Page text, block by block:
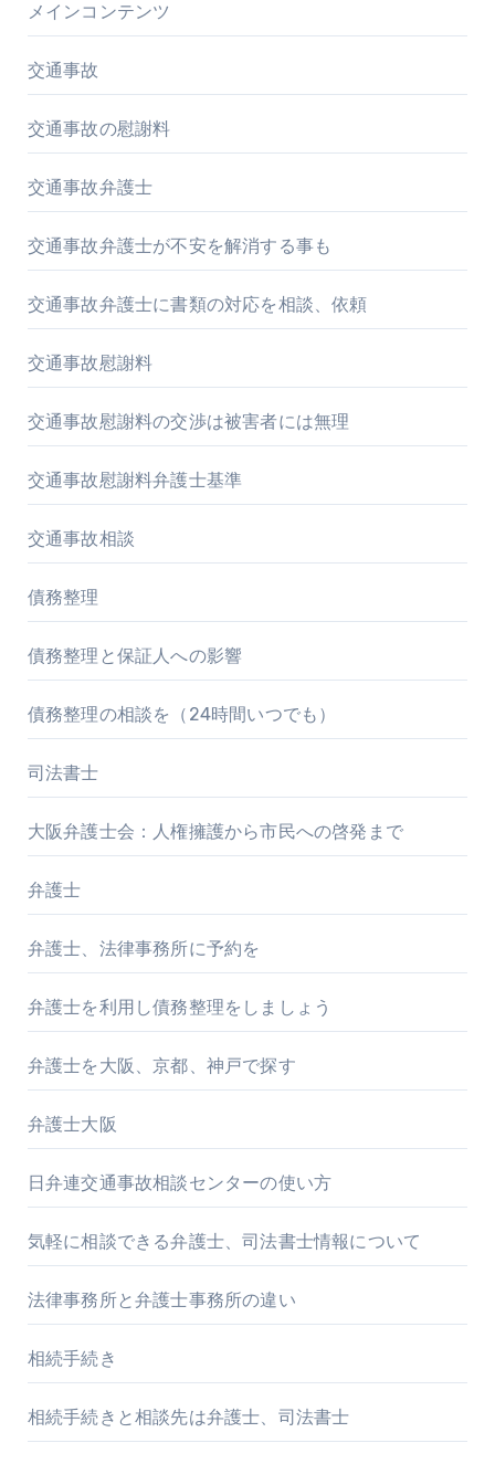
メインコンテンツ
交通事故
交通事故の慰謝料
交通事故弁護士
交通事故弁護士が不安を解消する事も
交通事故弁護士に書類の対応を相談、依頼
交通事故慰謝料
交通事故慰謝料の交渉は被害者には無理
交通事故慰謝料弁護士基準
交通事故相談
債務整理
債務整理と保証人への影響
債務整理の相談を（24時間いつでも）
司法書士
大阪弁護士会：人権擁護から市民への啓発まで
弁護士
弁護士、法律事務所に予約を
弁護士を利用し債務整理をしましょう
弁護士を大阪、京都、神戸で探す
弁護士大阪
日弁連交通事故相談センターの使い方
気軽に相談できる弁護士、司法書士情報について
法律事務所と弁護士事務所の違い
相続手続き
相続手続きと相談先は弁護士、司法書士